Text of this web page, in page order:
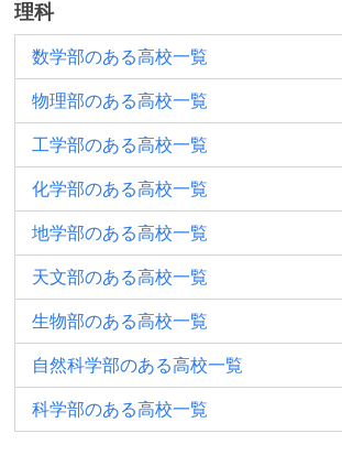
理科
数学部のある高校一覧
物理部のある高校一覧
工学部のある高校一覧
化学部のある高校一覧
地学部のある高校一覧
天文部のある高校一覧
生物部のある高校一覧
自然科学部のある高校一覧
科学部のある高校一覧